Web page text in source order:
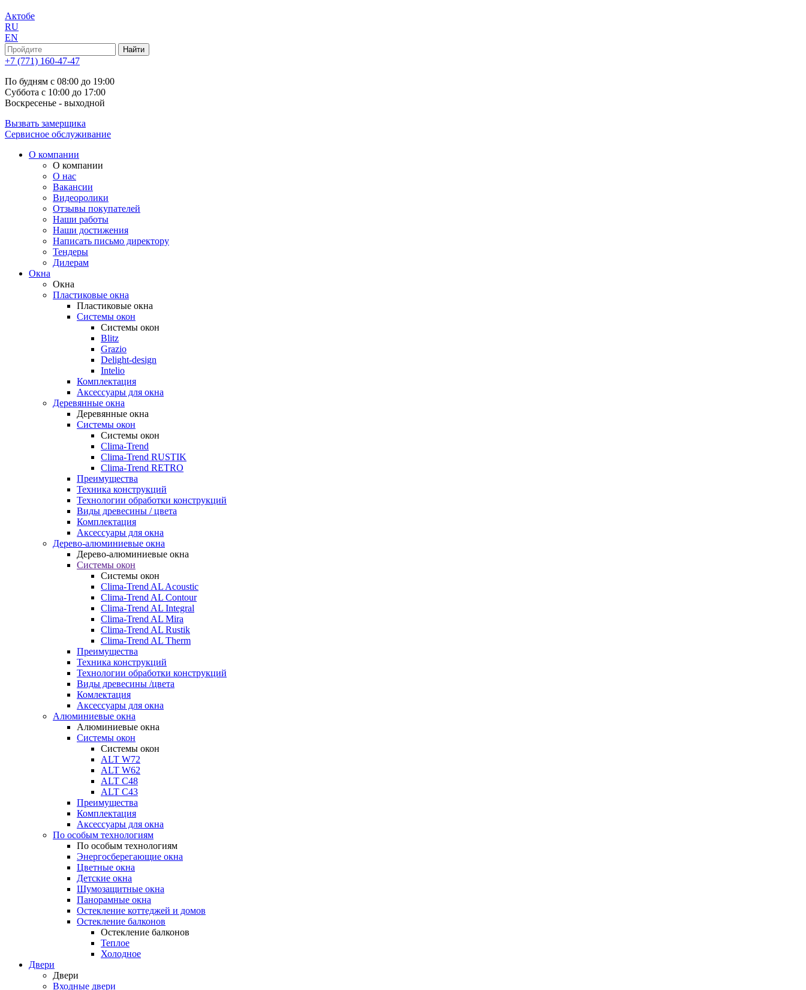
Актобе
RU
EN
+7 (771) 160-47-47
По будням с 08:00 до 19:00
Суббота с 10:00 до 17:00
Воскресенье - выходной
Вызвать замерщика
Сервисное обслуживание
О компании
О компании
О нас
Вакансии
Видеоролики
Отзывы покупателей
Наши работы
Наши достижения
Написать письмо директору
Тендеры
Дилерам
Окна
Окна
Пластиковые окна
Пластиковые окна
Системы окон
Системы окон
Blitz
Grazio
Delight-design
Intelio
Комплектация
Аксессуары для окна
Деревянные окна
Деревянные окна
Системы окон
Системы окон
Clima-Trend
Clima-Trend RUSTIK
Clima-Trend RETRO
Преимущества
Техника конструкций
Технологии обработки конструкций
Виды древесины / цвета
Комплектация
Аксессуары для окна
Дерево-алюминиевые окна
Дерево-алюминиевые окна
Системы окон
Системы окон
Clima-Trend AL Acoustic
Clima-Trend AL Contour
Clima-Trend AL Integral
Clima-Trend AL Mira
Clima-Trend AL Rustik
Clima-Trend AL Therm
Преимущества
Техника конструкций
Технологии обработки конструкций
Виды древесины /цвета
Комлектация
Аксессуары для окна
Алюминиевые окна
Алюминиевые окна
Системы окон
Системы окон
ALT W72
ALT W62
ALT С48
ALT С43
Преимущества
Комплектация
Аксессуары для окна
По особым технологиям
По особым технологиям
Энергосберегающие окна
Цветные окна
Детские окна
Шумозащитные окна
Панорамные окна
Остекление коттеджей и домов
Остекление балконов
Остекление балконов
Теплое
Холодное
Двери
Двери
Входные двери